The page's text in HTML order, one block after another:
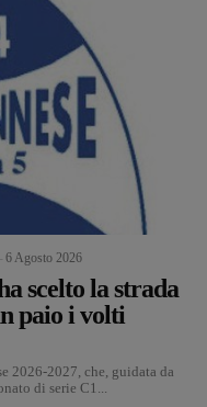
6 Agosto 2026
scelto la strada
paio i volti
2026-2027, che, guidata da
di serie C1...